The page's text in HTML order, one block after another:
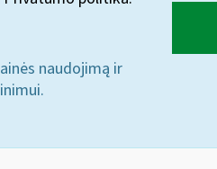
naudojimą ir